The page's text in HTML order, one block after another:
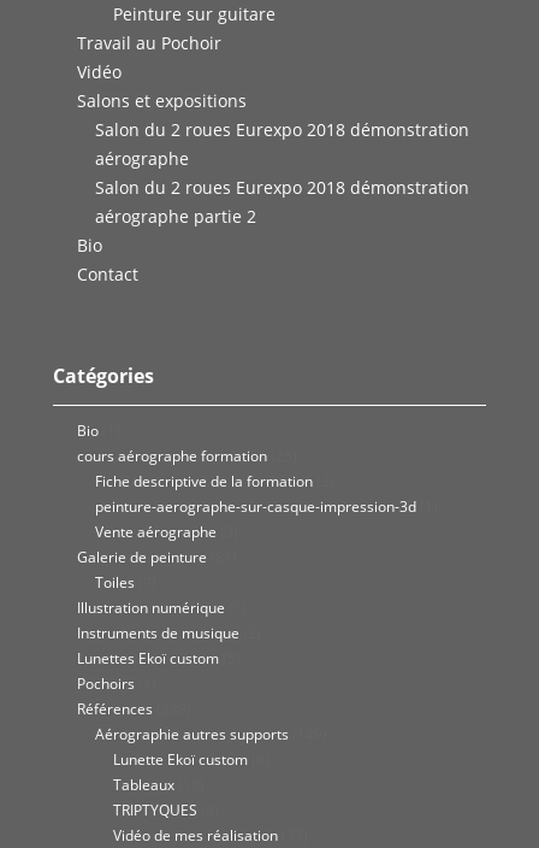
Peinture sur guitare
Travail au Pochoir
Vidéo
Salons et expositions
Salon du 2 roues Eurexpo 2018 démonstration
aérographe
Salon du 2 roues Eurexpo 2018 démonstration
aérographe partie 2
Bio
Contact
Catégories
Bio
cours aérographe formation
Fiche descriptive de la formation
peinture-aerographe-sur-casque-impression-3d
Vente aérographe
Galerie de peinture
Toiles
Illustration numérique
Instruments de musique
Lunettes Ekoï custom
Pochoirs
Références
Aérographie autres supports
Lunette Ekoï custom
Tableaux
TRIPTYQUES
Vidéo de mes réalisation